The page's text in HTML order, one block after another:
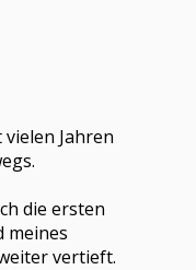
Jahren
die ersten
meines
vertieft.